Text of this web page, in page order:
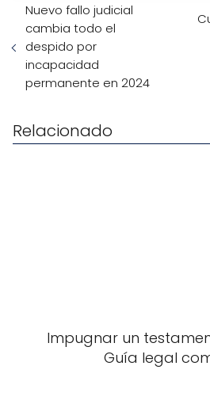
Nuevo fallo judicial
cambia todo el
despido por
incapacidad
permanente en 2024
Relacionado
Impugnar un
Guía legal